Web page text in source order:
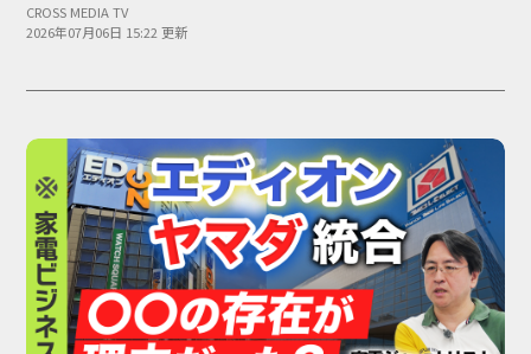
CROSS MEDIA TV
2026年07月06日 15:22 更新